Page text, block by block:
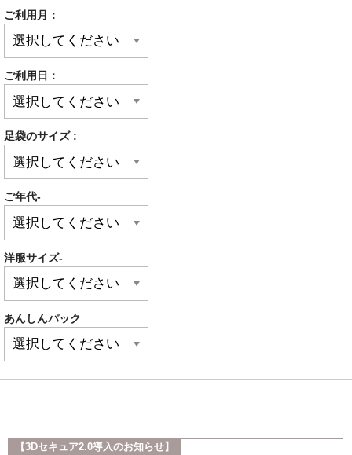
ご利用月：
ご利用日：
足袋のサイズ :
ご年代-
洋服サイズ-
あんしんパック
【3Dセキュア2.0導入のお知らせ】